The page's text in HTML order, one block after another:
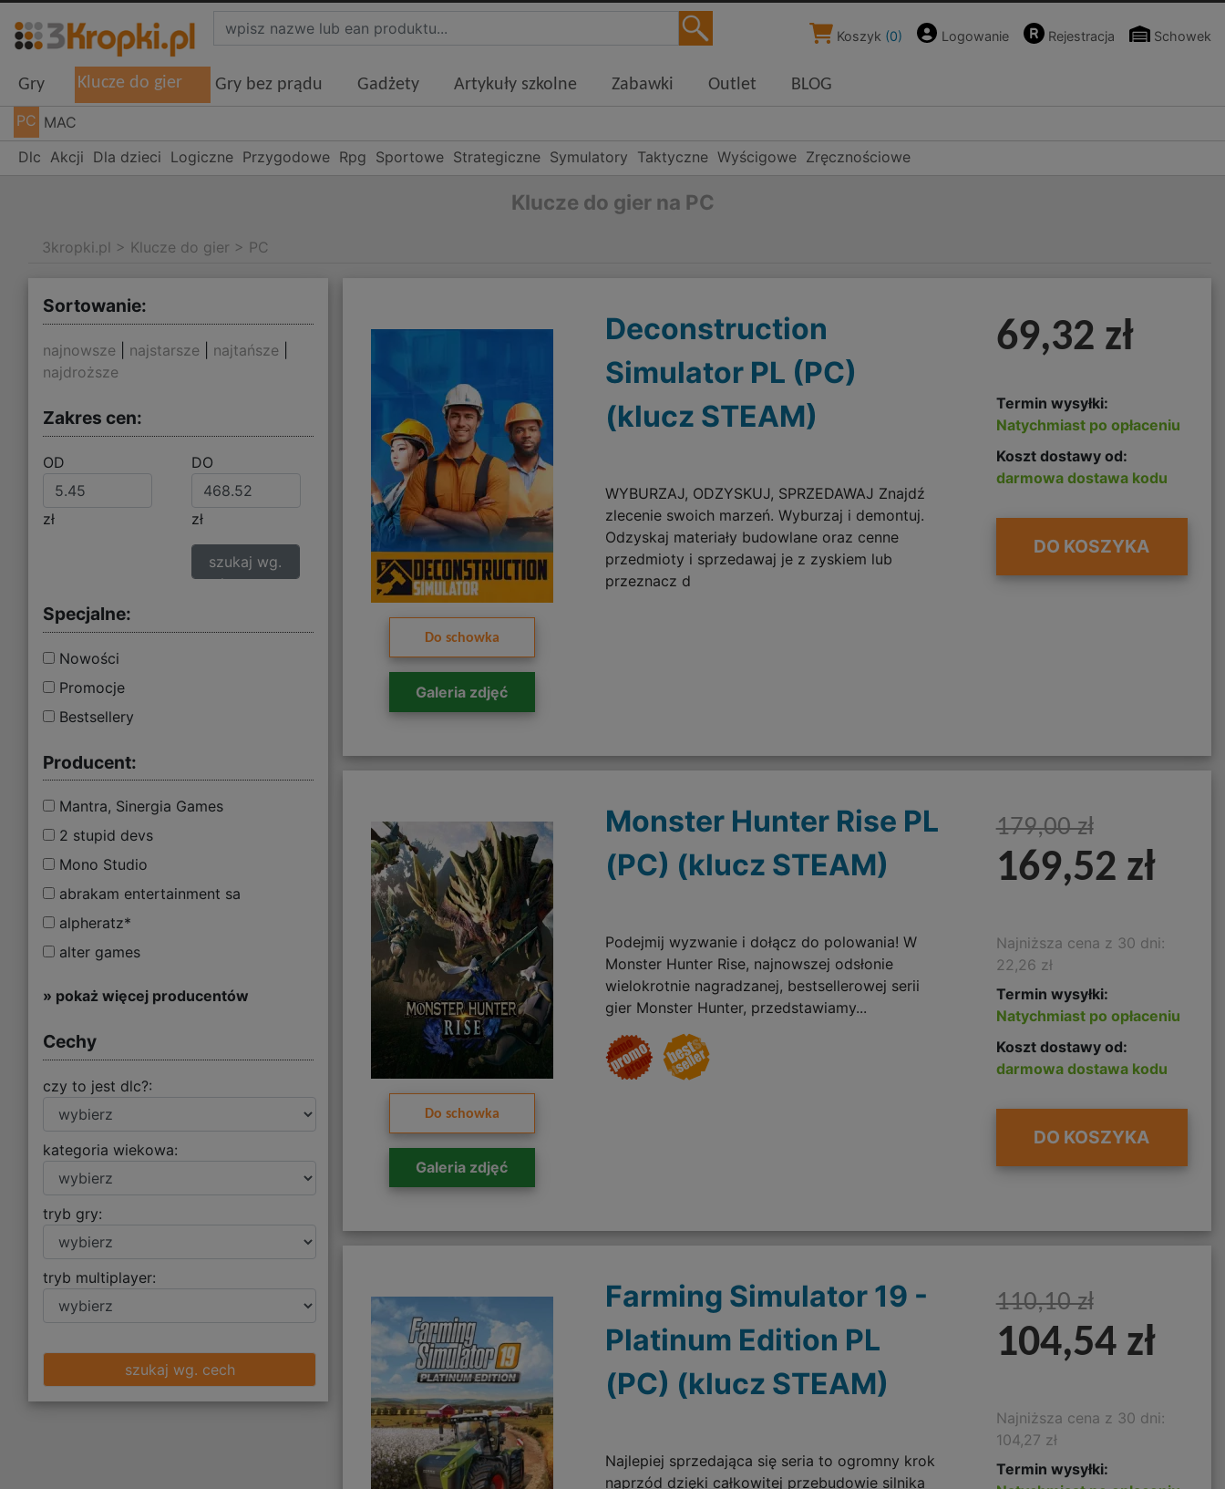
Koszyk (0) Logowanie Rejestracja Schowek
Gry Klucze do gier Gry bez prądu Gadżety Artykuły szkolne Zabawki Outlet
BLOG
PC MAC
Dlc Akcji Dla dzieci Logiczne Przygodowe Rpg Sportowe Strategiczne Symulatory Taktyczne Wyścigowe Zręcznościowe
Klucze do gier na PC
3kropki.pl > Klucze do gier > PC
Sortowanie:
najnowsze najstarsze najtańsze
najdroższe
Zakres cen:
OD
zł
DO
zł
szukaj wg.
zakresu cen
Specjalne:
Nowości
Promocje
Bestsellery
Producent:
Mantra, Sinergia Games
2 stupid devs
Mono Studio
abrakam entertainment sa
alpheratz*
alter games
» pokaż więcej producentów
Cechy
czy to jest dlc?:
kategoria wiekowa:
tryb gry:
tryb multiplayer:
szukaj wg. cech
Do schowka
Galeria zdjęć
Deconstruction
Simulator PL (PC)
(klucz STEAM)
WYBURZAJ, ODZYSKUJ, SPRZEDAWAJ Znajdź
zlecenie swoich marzeń. Wyburzaj i demontuj.
Odzyskaj materiały budowlane oraz cenne
przedmioty i sprzedawaj je z zyskiem lub
przeznacz d
69,32 zł
Termin wysyłki:
Natychmiast po opłaceniu
Koszt dostawy od:
darmowa dostawa kodu
DO KOSZYKA
Do schowka
Galeria zdjęć
Monster Hunter Rise PL
(PC) (klucz STEAM)
Podejmij wyzwanie i dołącz do polowania! W
Monster Hunter Rise, najnowszej odsłonie
wielokrotnie nagradzanej, bestsellerowej serii
gier Monster Hunter, przedstawiamy...
179,00 zł
169,52 zł
Najniższa cena z 30 dni:
22,26 zł
Termin wysyłki:
Natychmiast po opłaceniu
Koszt dostawy od:
darmowa dostawa kodu
DO KOSZYKA
Farming Simulator 19 -
Platinum Edition PL
(PC) (klucz STEAM)
Najlepiej sprzedająca się seria to ogromny krok
naprzód dzięki całkowitej przebudowie silnika
110,10 zł
104,54 zł
Najniższa cena z 30 dni:
104,27 zł
Termin wysyłki: